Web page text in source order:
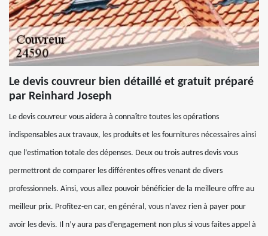
Le devis couvreur bien détaillé et gratuit préparé
par Reinhard Joseph
Le devis couvreur vous aidera à connaître toutes les opérations
indispensables aux travaux, les produits et les fournitures nécessaires ainsi
que l’estimation totale des dépenses. Deux ou trois autres devis vous
permettront de comparer les différentes offres venant de divers
professionnels. Ainsi, vous allez pouvoir bénéficier de la meilleure offre au
meilleur prix. Profitez-en car, en général, vous n’avez rien à payer pour
avoir les devis. Il n’y aura pas d’engagement non plus si vous faites appel à